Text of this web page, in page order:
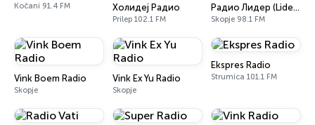
Kočani 91.4 FM Холидеј Радио
Prilep 102.1 FM
Радио Лидер (Lider FM)
Skopje 98.1 FM
Vink Boem Radio
Skopje
Vink Ex Yu Radio
Skopje
Ekspres Radio
Strumica 101.1 FM